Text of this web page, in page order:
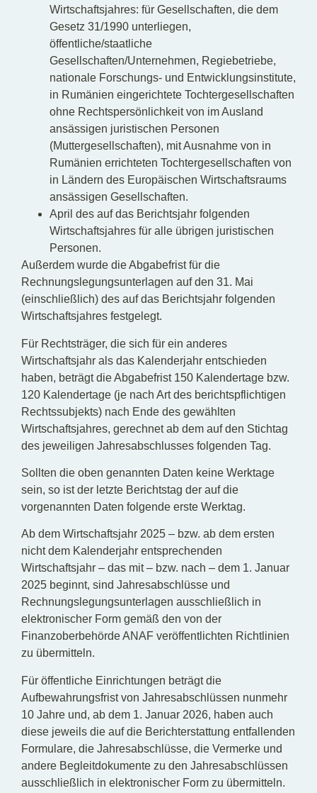
Wirtschaftsjahres: für Gesellschaften, die dem
Gesetz 31/1990 unterliegen,
öffentliche/staatliche
Gesellschaften/Unternehmen, Regiebetriebe,
nationale Forschungs- und Entwicklungsinstitute,
in Rumänien eingerichtete Tochtergesellschaften
ohne Rechtspersönlichkeit von im Ausland
ansässigen juristischen Personen
(Muttergesellschaften), mit Ausnahme von in
Rumänien errichteten Tochtergesellschaften von
in Ländern des Europäischen Wirtschaftsraums
ansässigen Gesellschaften.
April des auf das Berichtsjahr folgenden
Wirtschaftsjahres für alle übrigen juristischen
Personen.
Außerdem wurde die Abgabefrist für die
Rechnungslegungsunterlagen auf den 31. Mai
(einschließlich) des auf das Berichtsjahr folgenden
Wirtschaftsjahres festgelegt.
Für Rechtsträger, die sich für ein anderes
Wirtschaftsjahr als das Kalenderjahr entschieden
haben, beträgt die Abgabefrist 150 Kalendertage bzw.
120 Kalendertage (je nach Art des berichtspflichtigen
Rechtssubjekts) nach Ende des gewählten
Wirtschaftsjahres, gerechnet ab dem auf den Stichtag
des jeweiligen Jahresabschlusses folgenden Tag.
Sollten die oben genannten Daten keine Werktage
sein, so ist der letzte Berichtstag der auf die
vorgenannten Daten folgende erste Werktag.
Ab dem Wirtschaftsjahr 2025 – bzw. ab dem ersten
nicht dem Kalenderjahr entsprechenden
Wirtschaftsjahr – das mit – bzw. nach – dem 1. Januar
2025 beginnt, sind Jahresabschlüsse und
Rechnungslegungsunterlagen ausschließlich in
elektronischer Form gemäß den von der
Finanzoberbehörde ANAF veröffentlichten Richtlinien
zu übermitteln.
Für öffentliche Einrichtungen beträgt die
Aufbewahrungsfrist von Jahresabschlüssen nunmehr
10 Jahre und, ab dem 1. Januar 2026, haben auch
diese jeweils die auf die Berichterstattung entfallenden
Formulare, die Jahresabschlüsse, die Vermerke und
andere Begleitdokumente zu den Jahresabschlüssen
ausschließlich in elektronischer Form zu übermitteln.